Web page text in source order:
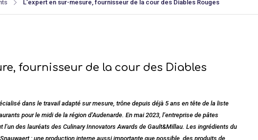
L’expert en sur-mesure, fournisseur de la cour des Diables Rouges
fournisseur de la cour des Diables
dans le travail adapté sur mesure, trône depuis déjà 5 ans en tête de la liste
pour le midi de la région d’Audenarde. En mai 2023, l’entreprise de pâtes
l’un des lauréats des Culinary Innovators Awards de Gault&Millau. Les ingrédients du
: une production interne aussi importante que possible, des produits de